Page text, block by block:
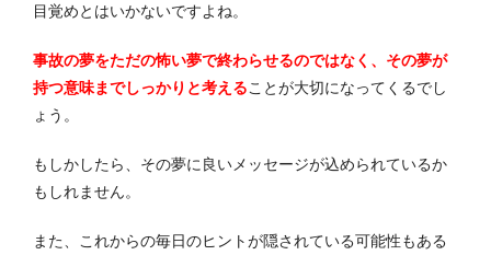
目覚めとはいかないですよね。
事故の夢をただの怖い夢で終わらせるのではなく、その夢が
持つ意味までしっかりと考えることが大切になってくるでし
ょう。
もしかしたら、その夢に良いメッセージが込められているか
もしれません。
また、これからの毎日のヒントが隠されている可能性もある